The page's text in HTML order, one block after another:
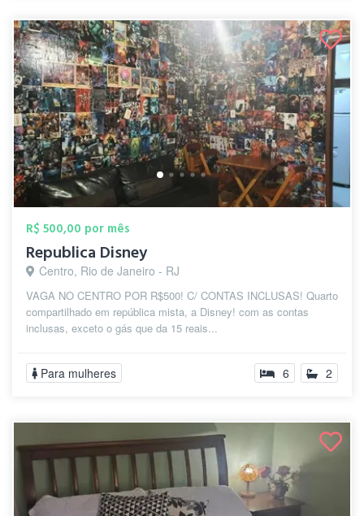
R$ 500,00 por mês
Republica Disney
Centro, Rio de Janeiro - RJ
VAGA NO CENTRO POR R$500! C/ CONTAS INCLUSAS! Quarto
compartilhado em república mista, a Disney! com as contas
inclusas, exceto o gás que da 15 reais...
Para mulheres 6 2